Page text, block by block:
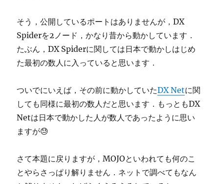
そう，公開しているポートはありませんが，DX
Spiderを2ノード，かなり昔から動かしています．
たぶん，DX Spiderに関しては日本で動かしはじめ
た最初の数人に入っていると思います．
ついでにいえば，その前に動かしていたDX Netに関
しても同様に最初の数人だと思います．もっともDX
Netは日本で動かした人が数人であったように思い
ますが😓
さて本題に戻りますが，MOJOといわれても何のこ
とやらさっぱり解りません．ネットで調べてもなん